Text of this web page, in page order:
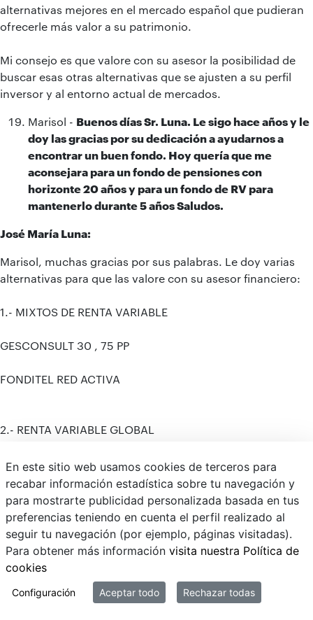
alternativas mejores en el mercado español que pudieran
ofrecerle más valor a su patrimonio.
Mi consejo es que valore con su asesor la posibilidad de
buscar esas otras alternativas que se ajusten a su perfil
inversor y al entorno actual de mercados.
Marisol - Buenos días Sr. Luna. Le sigo hace años y le
doy las gracias por su dedicación a ayudarnos a
encontrar un buen fondo. Hoy quería que me
aconsejara para un fondo de pensiones con
horizonte 20 años y para un fondo de RV para
mantenerlo durante 5 años Saludos.
José María Luna:
Marisol, muchas gracias por sus palabras. Le doy varias
alternativas para que las valore con su asesor financiero:
1.- MIXTOS DE RENTA VARIABLE
GESCONSULT 30 , 75 PP
FONDITEL RED ACTIVA
2.- RENTA VARIABLE GLOBAL
BK VARIABLE INTERNACIONAL
NB CRECIMIENTO
FONDOMUTUA RENTA VARIABLE GLOBAL
MERCHBANC GLOBAL
Gracias y saludos.
En este sitio web usamos cookies de terceros para
recabar información estadística sobre tu navegación y
para mostrarte publicidad personalizada basada en tus
preferencias teniendo en cuenta el perfil realizado al
seguir tu navegación (por ejemplo, páginas visitadas).
Para obtener más información visita nuestra Política de
cookies
Configuración Aceptar todo Rechazar todas